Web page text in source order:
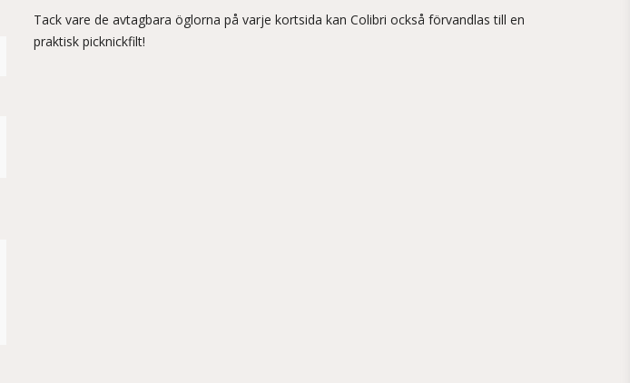
Tack vare de avtagbara öglorna på varje kortsida kan Colibri också förvandlas till en
praktisk picknickfilt!